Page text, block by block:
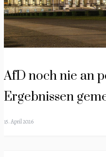
AfD noch nie an
Ergebnissen
15. April 2026